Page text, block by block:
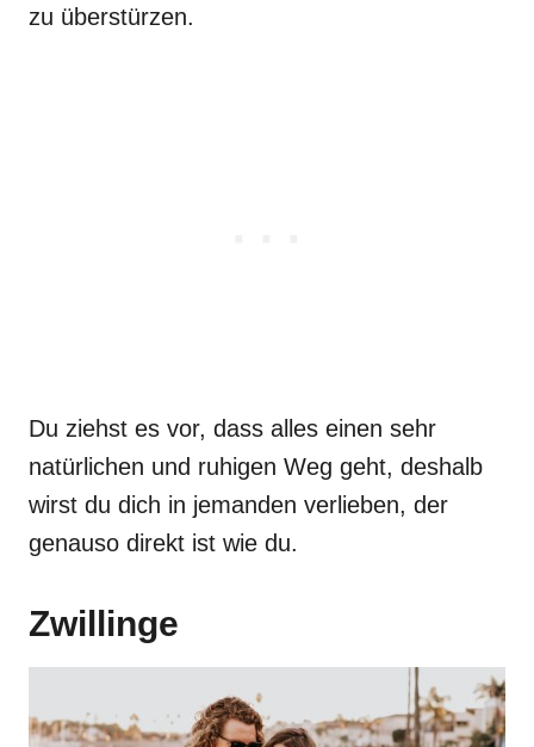
zu überstürzen.
Du ziehst es vor, dass alles einen sehr
natürlichen und ruhigen Weg geht, deshalb
wirst du dich in jemanden verlieben, der
genauso direkt ist wie du.
Zwillinge